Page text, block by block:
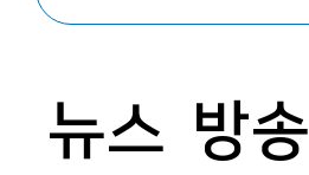
뉴스 방송